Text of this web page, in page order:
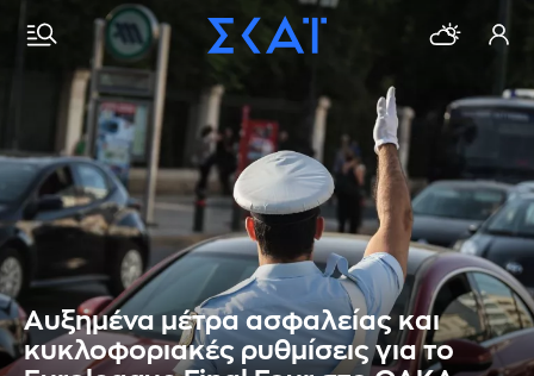
Αυξημένα μέτρα ασφαλείας και
κυκλοφοριακές ρυθμίσεις για το